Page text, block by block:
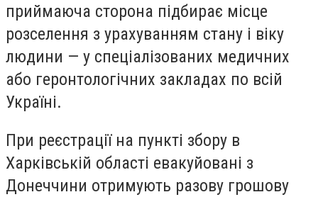
приймаюча сторона підбирає місце
розселення з урахуванням стану і віку
людини — у спеціалізованих медичних
або геронтологічних закладах по всій
Україні.
При реєстрації на пункті збору в
Харківській області евакуйовані з
Донеччини отримують разову грошову